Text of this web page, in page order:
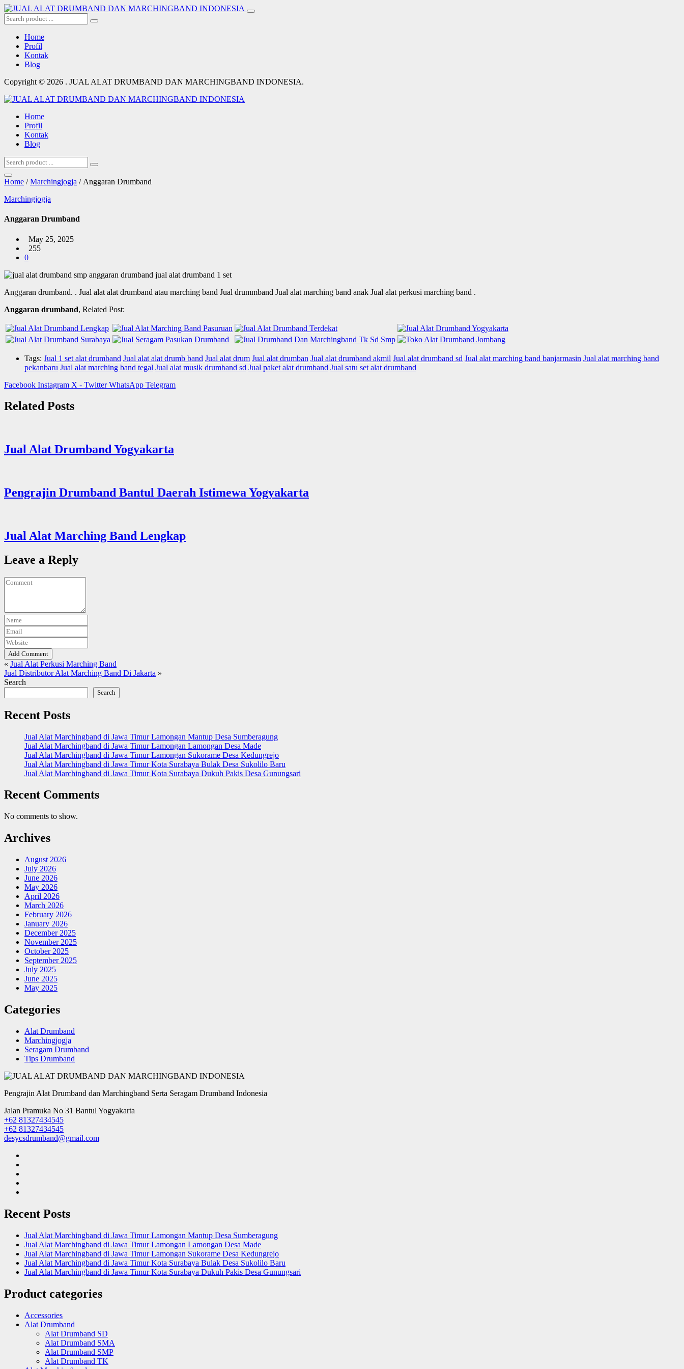
Home
Profil
Kontak
Blog
Copyright © 2026 . JUAL ALAT DRUMBAND DAN MARCHINGBAND INDONESIA.
Home
Profil
Kontak
Blog
Home /Marchingjogja / Anggaran Drumband
Marchingjogja
Anggaran Drumband
May 25, 2025
255
0
Anggaran drumband. . Jual alat alat drumband atau marching band Jual drummband Jual alat marching band anak Jual alat perkusi marching band .
Anggaran drumband, Related Post:
Tags: Jual 1 set alat drumband Jual alat alat drumb band Jual alat drum Jual alat drumban Jual alat drumband akmil Jual alat drumband sd Jual alat marching band banjarmasin Jual alat marching band
pekanbaru Jual alat marching band tegal Jual alat musik drumband sd Jual paket alat drumband Jual satu set alat drumband
Facebook Instagram X - Twitter WhatsApp Telegram
Related Posts
Jual Alat Drumband Yogyakarta
Pengrajin Drumband Bantul Daerah Istimewa Yogyakarta
Jual Alat Marching Band Lengkap
Leave a Reply
Add Comment
« Jual Alat Perkusi Marching Band
Jual Distributor Alat Marching Band Di Jakarta »
Search
Search
Recent Posts
Jual Alat Marchingband di Jawa Timur Lamongan Mantup Desa Sumberagung
Jual Alat Marchingband di Jawa Timur Lamongan Lamongan Desa Made
Jual Alat Marchingband di Jawa Timur Lamongan Sukorame Desa Kedungrejo
Jual Alat Marchingband di Jawa Timur Kota Surabaya Bulak Desa Sukolilo Baru
Jual Alat Marchingband di Jawa Timur Kota Surabaya Dukuh Pakis Desa Gunungsari
Recent Comments
No comments to show.
Archives
August 2026
July 2026
June 2026
May 2026
April 2026
March 2026
February 2026
January 2026
December 2025
November 2025
October 2025
September 2025
July 2025
June 2025
May 2025
Categories
Alat Drumband
Marchingjogja
Seragam Drumband
Tips Drumband
Pengrajin Alat Drumband dan Marchingband Serta Seragam Drumband Indonesia
Jalan Pramuka No 31 Bantul Yogyakarta
+62 81327434545
+62 81327434545
desycsdrumband@gmail.com
Recent Posts
Jual Alat Marchingband di Jawa Timur Lamongan Mantup Desa Sumberagung
Jual Alat Marchingband di Jawa Timur Lamongan Lamongan Desa Made
Jual Alat Marchingband di Jawa Timur Lamongan Sukorame Desa Kedungrejo
Jual Alat Marchingband di Jawa Timur Kota Surabaya Bulak Desa Sukolilo Baru
Jual Alat Marchingband di Jawa Timur Kota Surabaya Dukuh Pakis Desa Gunungsari
Product categories
Accessories
Alat Drumband
Alat Drumband SD
Alat Drumband SMA
Alat Drumband SMP
Alat Drumband TK